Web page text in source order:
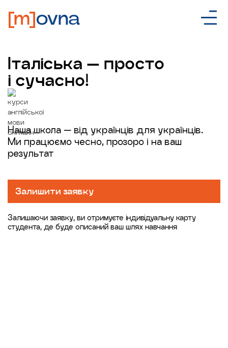
Італіська — просто
і сучасно!
Наша школа — від українців для українців.
Ми працюємо чесно, прозоро і на ваш
результат
Залишити заявку
Залишаючи заявку, ви отримуєте індивідуальну карту
студента, де буде описаний ваш шлях навчання